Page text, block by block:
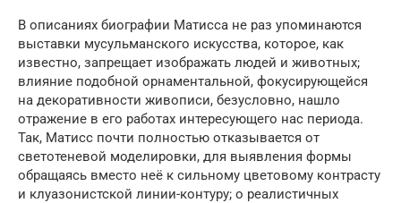
В описаниях биографии Матисса не раз упоминаются
выставки мусульманского искусства, которое, как
известно, запрещает изображать людей и животных;
влияние подобной орнаментальной, фокусирующейся
на декоративности живописи, безусловно, нашло
отражение в его работах интересующего нас периода.
Так, Матисс почти полностью отказывается от
светотеневой моделировки, для выявления формы
обращаясь вместо неё к сильному цветовому контрасту
и клуазонистской линии-контуру; о реалистичных